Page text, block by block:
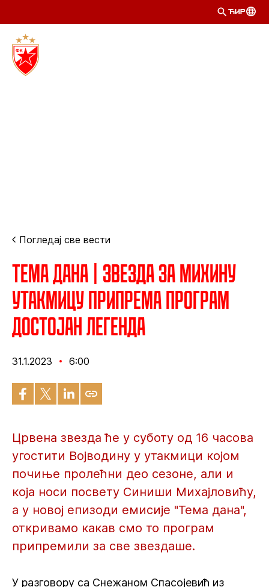
ЋИР
Погледај све вести
Тема дана | Звезда за Михину
утакмицу припрема програм
достојан легенда
31.1.2023 6:00
Црвена звезда ће у суботу од 16 часова
угостити Војводину у утакмици којом
почиње пролећни део сезоне, али и
која носи посвету Синиши Михајловићу,
а у новој епизоди емисије "Тема дана",
откривамо какав смо то програм
припремили за све звездаше.
У разговору са Снежаном Спасојевић из